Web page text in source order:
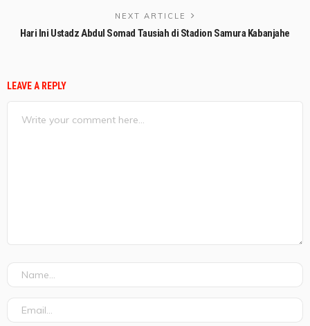
NEXT ARTICLE
Hari Ini Ustadz Abdul Somad Tausiah di Stadion Samura Kabanjahe
LEAVE A REPLY